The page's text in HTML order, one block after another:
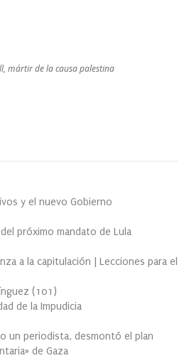
mártir de la causa palestina
y el nuevo Gobierno
próximo mandato de Lula
a la capitulación | Lecciones para el
(101 )
de la Impudicia
un periodista, desmontó el plan
de Gaza